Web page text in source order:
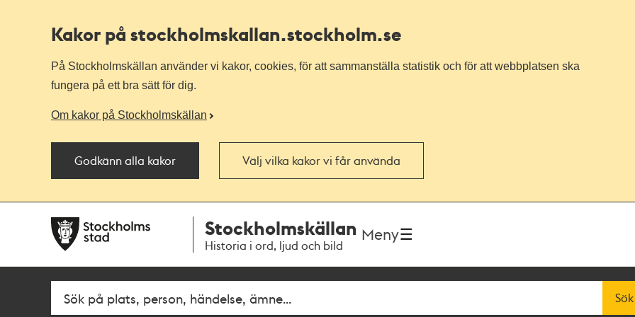
Kakor på stockholmskallan.stockholm.se
På Stockholmskällan använder vi kakor, cookies, för att sammanställa statistik och för att webbplatsen ska
fungera på ett bra sätt för dig.
Om kakor på Stockholmskällan
Godkänn alla kakor Välj vilka kakor vi får använda
navigationen
huvudinnehållet
Stockholmskällan
Historia i ord, ljud och bild
Meny
Fritextsök Sök